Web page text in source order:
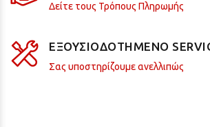
Δείτε τους Τρόπους Πληρωμής
ΕΞΟΥΣΙΟΔΟΤΗΜΕΝΟ
Σας υποστηρίζουμε ανελλιπώς